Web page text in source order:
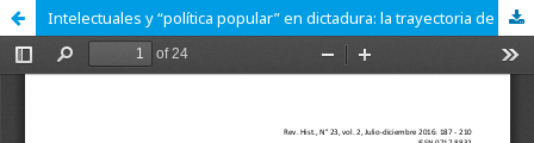
Intelectuales y “política popular” en dictadura: la trayectoria de Gabriel Salazar, 1970-1980